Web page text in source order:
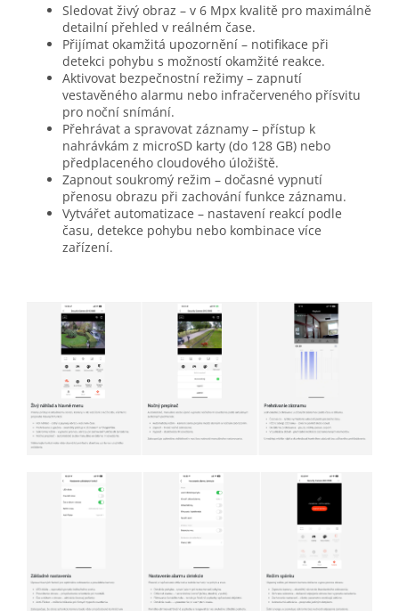
Sledovat živý obraz – v 6 Mpx kvalitě pro maximálně
detailní přehled v reálném čase.
Přijímat okamžitá upozornění – notifikace při
detekci pohybu s možností okamžité reakce.
Aktivovat bezpečnostní režimy – zapnutí
vestavěného alarmu nebo infračerveného přísvitu
pro noční snímání.
Přehrávat a spravovat záznamy – přístup k
nahrávkám z microSD karty (do 128 GB) nebo
předplaceného cloudového úložiště.
Zapnout soukromý režim – dočasné vypnutí
přenosu obrazu při zachování funkce záznamu.
Vytvářet automatizace – nastavení reakcí podle
času, detekce pohybu nebo kombinace více
zařízení.